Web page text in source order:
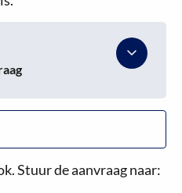
Stuur de aanvraag naar: